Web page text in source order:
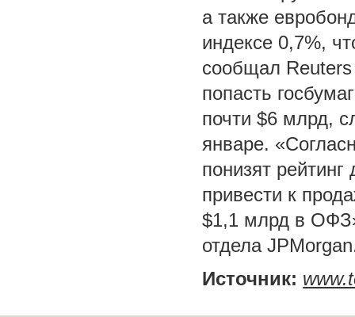
а также
индексе 0,7%,
сообщал
попасть
почти $6 млрд,
январе.
понизят
привести к
$1,1 млрд в
отдела
Источник: